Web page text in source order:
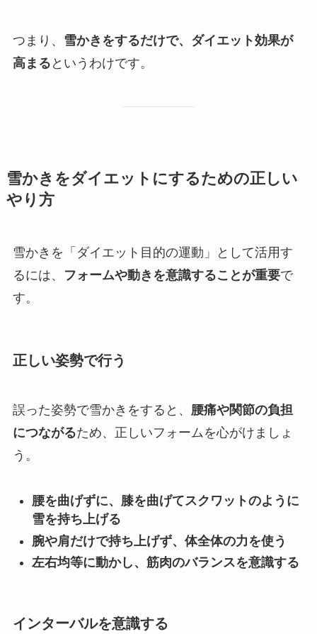
つまり、 雪かきをするだけで、ダイエット効果が
高まる というわけです。
雪かきをダイエットにするための正しい
やり方
雪かきを「ダイエット目的の運動」として活用す
るには、
フォームや動きを意識することが重要で
す。
正しい姿勢で行う
誤った姿勢で雪かきをすると、 腰痛や関節の負担
につながるため、正しいフォームを心がけましょ
う。
腰を曲げずに、膝を曲げてスクワットのように
雪を持ち上げる
腕や肩だけで持ち上げず、体全体の力を使う
左右均等に動かし、筋肉のバランスを意識する
インターバルを意識する